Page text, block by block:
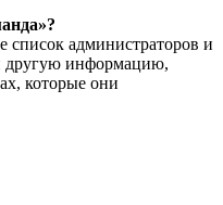
список администраторов и
другую информацию,
которые они